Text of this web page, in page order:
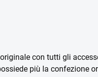
con tutti gli
più la confezione